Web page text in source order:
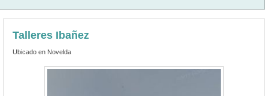
Talleres Ibañez
Ubicado en Novelda